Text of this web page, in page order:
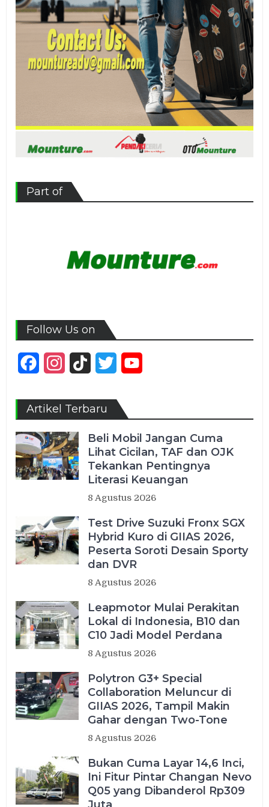
Part of
Follow Us on
FacebookInstagram
TikTok Twitter
Artikel Terbaru
Beli Mobil Jangan Cuma
Lihat Cicilan, TAF dan OJK
Tekankan Pentingnya
Literasi Keuangan
8 Agustus 2026
Test Drive Suzuki Fronx SGX
Hybrid Kuro di GIIAS 2026,
Peserta Soroti Desain Sporty
dan DVR
8 Agustus 2026
Leapmotor Mulai Perakitan
Lokal di Indonesia, B10 dan
C10 Jadi Model Perdana
8 Agustus 2026
Polytron G3+ Special
Collaboration Meluncur di
GIIAS 2026, Tampil Makin
Gahar dengan Two-Tone
8 Agustus 2026
Bukan Cuma Layar 14,6 Inci,
Ini Fitur Pintar Changan Nevo
Q05 yang Dibanderol Rp309